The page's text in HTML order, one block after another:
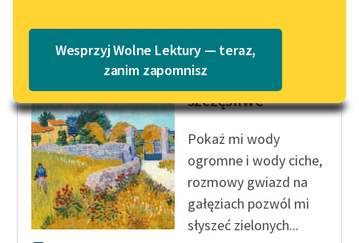
Lektury szkolne i klasyka
literatury do słuchania dla
uczennic i uczniów z
niepełnosprawnościami
E-kolekcja lektur
szkolnych i literatury do
słuchania dla uczennic i
uczniów z
niepełnosprawnościami
Katalog w formacie PDF
Wesprzyj Wolne Lektury — teraz,
zanim zapomnisz
Konstanty Ildefons
Gałczyński
Prośba o wyspy
szczęśliwe
Pokaż mi wody
ogromne i wody ciche,
rozmowy gwiazd na
gałęziach pozwól mi
słyszeć zielonych...